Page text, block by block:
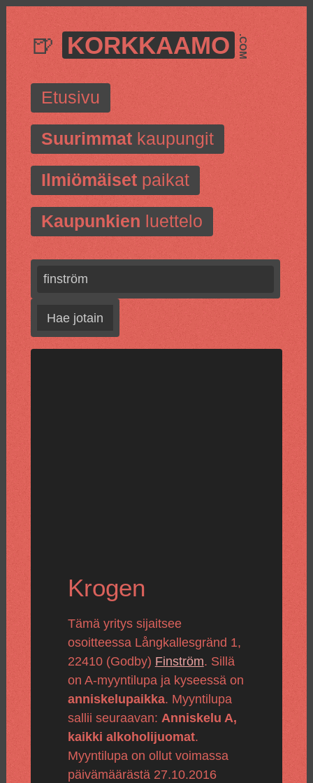
🍺 KORKKAAMO .COM
Etusivu
Suurimmatkaupungit
Ilmiömäisetpaikat
Kaupunkien luettelo
Hae jotain
Krogen
Tämä yritys sijaitsee
osoitteessa Långkallesgränd 1,
22410 (Godby) Finström. Sillä
on A-myyntilupa ja kyseessä on
anniskelupaikka. Myyntilupa
sallii seuraavan: Anniskelu A,
kaikki alkoholijuomat.
Myyntilupa on ollut voimassa
päivämäärästä 27.10.2016